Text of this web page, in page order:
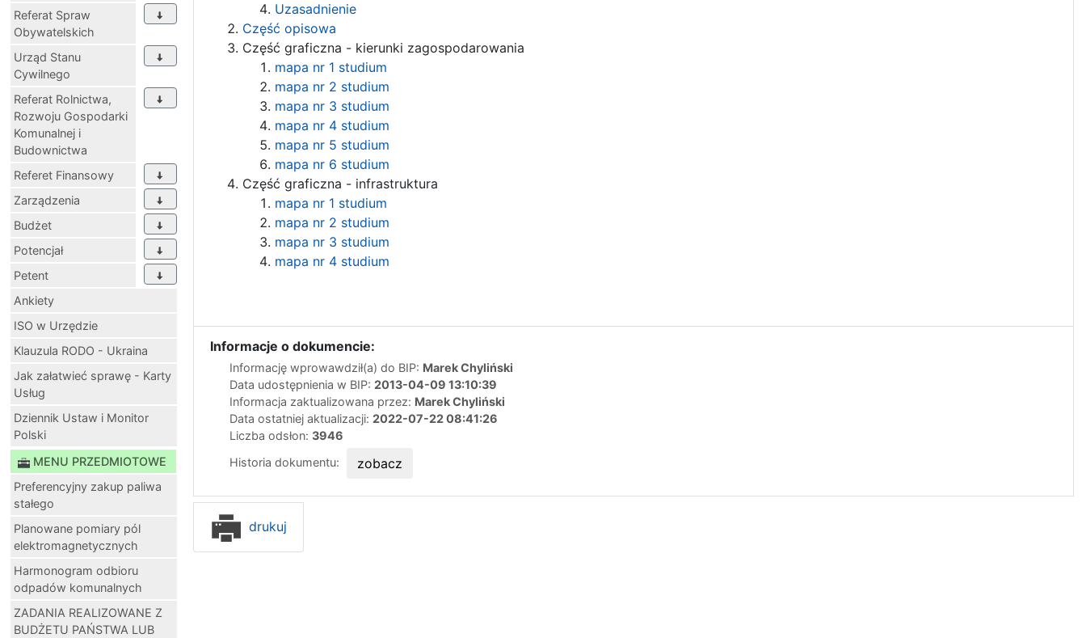
Referat Spraw
Obywatelskich
Urząd Stanu
Cywilnego
Referat Rolnictwa,
Rozwoju Gospodarki
Komunalnej i
Budownictwa
Referet Finansowy
Zarządzenia
Budżet
Potencjał
Petent
Ankiety
ISO w Urzędzie
Klauzula RODO - Ukraina
Jak załatwieć sprawę - Karty
Usług
Dziennik Ustaw i Monitor
Polski
MENU PRZEDMIOTOWE
Preferencyjny zakup paliwa
stałego
Planowane pomiary pól
elektromagnetycznych
Harmonogram odbioru
odpadów komunalnych
ZADANIA REALIZOWANE Z
BUDŻETU PAŃSTWA LUB
Uzasadnienie
Część opisowa
Część graficzna - kierunki zagospodarowania
mapa nr 1 studium
mapa nr 2 studium
mapa nr 3 studium
mapa nr 4 studium
mapa nr 5 studium
mapa nr 6 studium
Część graficzna - infrastruktura
mapa nr 1 studium
mapa nr 2 studium
mapa nr 3 studium
mapa nr 4 studium
Informacje o dokumencie:
Informację wprowawdził(a) do BIP: Marek Chyliński
Data udostępnienia w BIP: 2013-04-09 13:10:39
Informacja zaktualizowana przez: Marek Chyliński
Data ostatniej aktualizacji: 2022-07-22 08:41:26
Liczba odsłon: 3946
Historia dokumentu:
zobacz
drukuj